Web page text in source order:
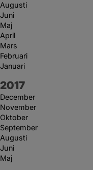
Augusti
Juni
Maj
April
Mars
Februari
Januari
År:
2017
December
November
Oktober
September
Augusti
Juni
Maj